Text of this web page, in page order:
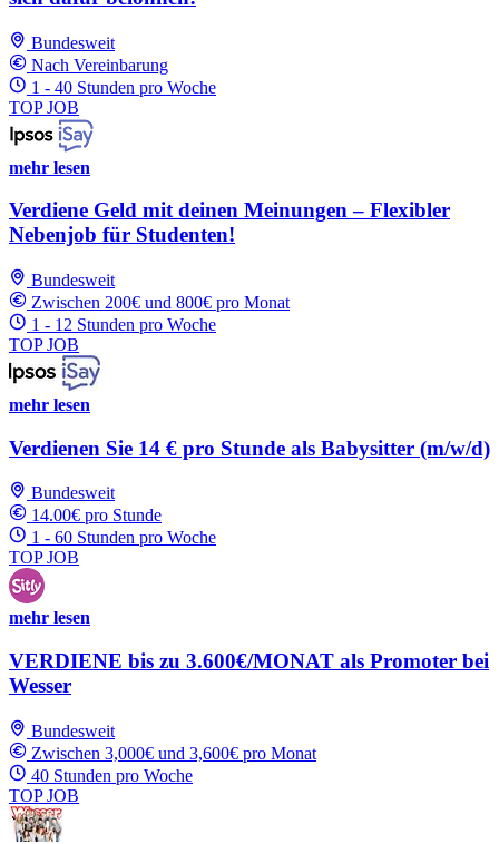
Bundesweit
Nach Vereinbarung
1 - 40 Stunden pro Woche
TOP JOB
mehr lesen
Verdiene Geld mit deinen Meinungen – Flexibler
Nebenjob für Studenten!
Bundesweit
Zwischen 200€ und 800€ pro Monat
1 - 12 Stunden pro Woche
TOP JOB
mehr lesen
Verdienen Sie 14 € pro Stunde als Babysitter (m/w/d)
Bundesweit
14.00€ pro Stunde
1 - 60 Stunden pro Woche
TOP JOB
mehr lesen
VERDIENE bis zu 3.600€/MONAT als Promoter bei
Wesser
Bundesweit
Zwischen 3,000€ und 3,600€ pro Monat
40 Stunden pro Woche
TOP JOB